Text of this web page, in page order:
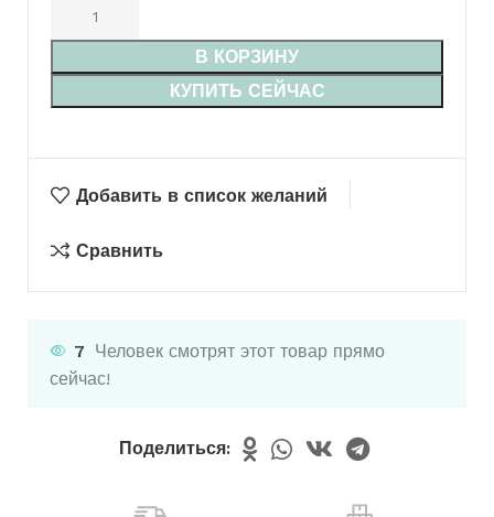
В КОРЗИНУ
КУПИТЬ СЕЙЧАС
Добавить в список желаний
Сравнить
7 Человек смотрят этот товар прямо
сейчас!
Поделиться: